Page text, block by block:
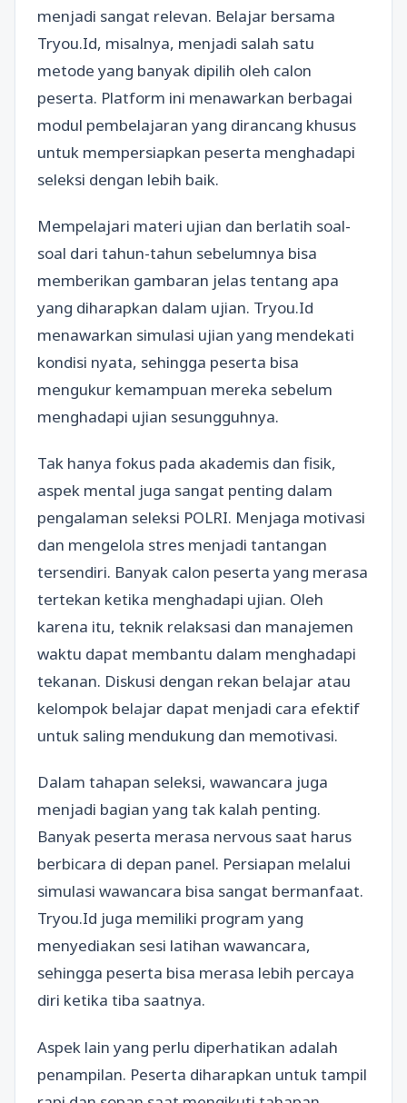
menjadi sangat relevan. Belajar bersama
Tryou.Id, misalnya, menjadi salah satu
metode yang banyak dipilih oleh calon
peserta. Platform ini menawarkan berbagai
modul pembelajaran yang dirancang khusus
untuk mempersiapkan peserta menghadapi
seleksi dengan lebih baik.
Mempelajari materi ujian dan berlatih soal-
soal dari tahun-tahun sebelumnya bisa
memberikan gambaran jelas tentang apa
yang diharapkan dalam ujian. Tryou.Id
menawarkan simulasi ujian yang mendekati
kondisi nyata, sehingga peserta bisa
mengukur kemampuan mereka sebelum
menghadapi ujian sesungguhnya.
Tak hanya fokus pada akademis dan fisik,
aspek mental juga sangat penting dalam
pengalaman seleksi POLRI. Menjaga motivasi
dan mengelola stres menjadi tantangan
tersendiri. Banyak calon peserta yang merasa
tertekan ketika menghadapi ujian. Oleh
karena itu, teknik relaksasi dan manajemen
waktu dapat membantu dalam menghadapi
tekanan. Diskusi dengan rekan belajar atau
kelompok belajar dapat menjadi cara efektif
untuk saling mendukung dan memotivasi.
Dalam tahapan seleksi, wawancara juga
menjadi bagian yang tak kalah penting.
Banyak peserta merasa nervous saat harus
berbicara di depan panel. Persiapan melalui
simulasi wawancara bisa sangat bermanfaat.
Tryou.Id juga memiliki program yang
menyediakan sesi latihan wawancara,
sehingga peserta bisa merasa lebih percaya
diri ketika tiba saatnya.
Aspek lain yang perlu diperhatikan adalah
penampilan. Peserta diharapkan untuk tampil